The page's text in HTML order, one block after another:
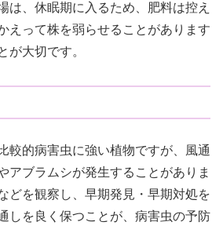
は、休眠期に入るため、肥料は控え
えって株を弱らせることがあります
が大切です。
較的病害虫に強い植物ですが、風通
アブラムシが発生することがありま
どを観察し、早期発見・早期対処を
しを良く保つことが、病害虫の予防